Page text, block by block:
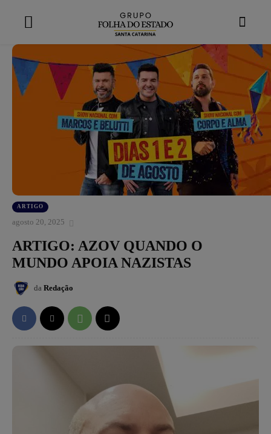
ARTIGO
agosto 20, 2025
ARTIGO: AZOV QUANDO O
MUNDO APOIA NAZISTAS
da Redação